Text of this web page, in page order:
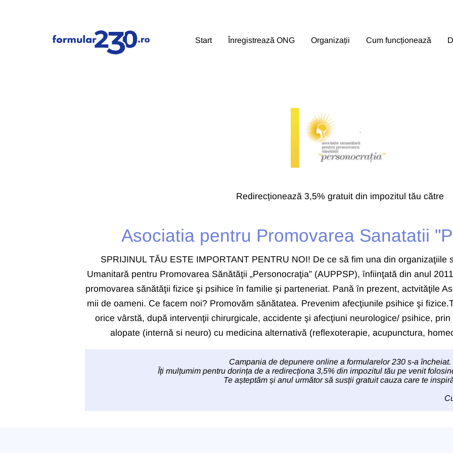
Start Înregistrează ONG Organizații Cum funcționează
Redirecționează 3,5% gratuit din impozitul tău către
Asociatia pentru Promovarea Sanatatii
SPRIJINUL TĂU ESTE IMPORTANT PENTRU NOI! De ce să fim una din organizaţiile
Umanitară pentru Promovarea Sănătăţii „Personocraţia” (AUPPSP), ȋnfiinţată din anul
promovarea sănătăţii fizice şi psihice ȋn familie şi parteneriat. Pană ȋn prezent, actvităţile
mii de oameni. Ce facem noi? Promovăm sănătatea. Prevenim afecţiunile psihice şi
orice vârstă, după intervenţii chirurgicale, accidente şi afecţiuni neurologice/ psihice,
alopate (internă si neuro) cu medicina alternativă (reflexoterapie, acupunctura,
Campania de depunere online a formularelor 230 s-a încheiat.
Îți mulțumim pentru dorința de a redirecționa 3,5% din impozitul tău pe venit
Te așteptăm și anul următor să susții gratuit cauza care te